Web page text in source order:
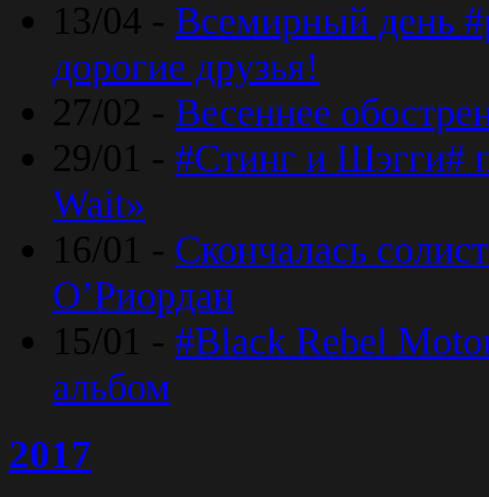
13/04 - Всемирный день
дорогие друзья!
27/02 - Весеннее
29/01 - #Стинг и Шэгги#
Wait»
16/01 - Скончалась
O’Риордан
15/01 - #Black Rebel
альбом
2017